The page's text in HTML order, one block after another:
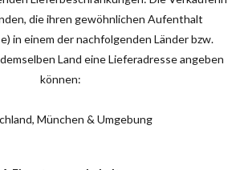
die ihren gewöhnlichen Aufenthalt
in einem der nachfolgenden Länder bzw.
Land eine Lieferadresse angeben
können:
München & Umgebung